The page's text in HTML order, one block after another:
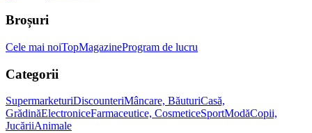
Broșuri
Cele mai noiTopMagazineProgram de lucru
Categorii
SupermarketuriDiscounteriMâncare, BăuturiCasă,
GrădinăElectroniceFarmaceutice, CosmeticeSportModăCopii,
JucăriiAnimale